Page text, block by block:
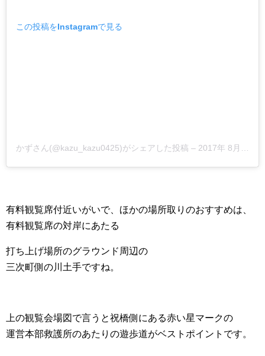
この投稿をInstagramで見る
かずさん(@kazu_kazu0425)がシェアした投稿 – 2017年 8月月19日午後5時41分PDT
有料観覧席付近いがいで、ほかの場所取りのおすすめは、
有料観覧席の対岸にあたる
打ち上げ場所のグラウンド周辺の
三次町側の川土手ですね。
上の観覧会場図で言うと祝橋側にある赤い星マークの
運営本部救護所のあたりの遊歩道がベストポイントです。